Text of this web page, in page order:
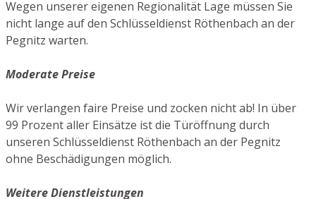
Wegen unserer eigenen Regionalität Lage müssen Sie
nicht lange auf den Schlüsseldienst Röthenbach an der
Pegnitz warten.
Moderate Preise
Wir verlangen faire Preise und zocken nicht ab! In über
99 Prozent aller Einsätze ist die Türöffnung durch
unseren Schlüsseldienst Röthenbach an der Pegnitz
ohne Beschädigungen möglich.
Weitere Dienstleistungen